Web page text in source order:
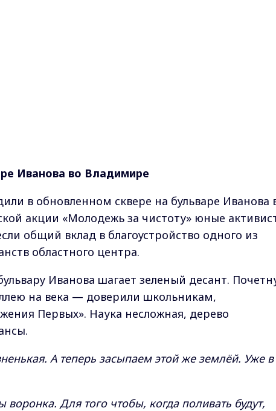
Иванова во Владимире
в обновленном сквере на бульваре Иванова
акции «Молодежь за чистоту» юные
общий вклад в благоустройство одного из
областного центра.
Иванова шагает зеленый десант.
на века — доверили школьникам,
Первых». Наука несложная, дерево
А теперь засыпаем этой же землёй. Уже в
Для того чтобы, когда поливать будут,